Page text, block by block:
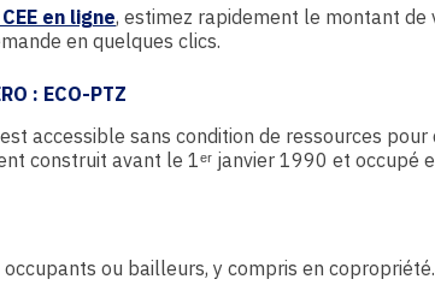
en ligne, estimez rapidement le montant de
en quelques clics.
: ECO-PTZ
est accessible sans condition de ressources pour
construit avant le 1ᵉʳ janvier 1990 et occupé
ou bailleurs, y compris en copropriété.